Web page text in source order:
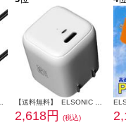
2,618円 (税込)